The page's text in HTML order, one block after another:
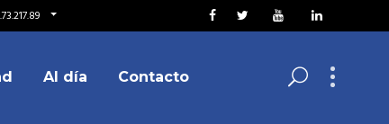
Al día Contacto